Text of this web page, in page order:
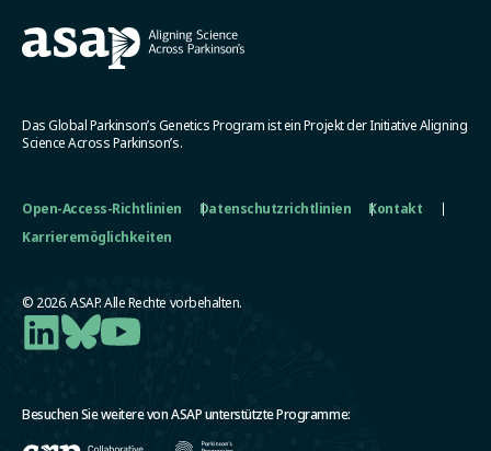
Das Global Parkinson’s Genetics Program ist ein Projekt der Initiative Aligning
Science Across Parkinson’s.
Open-Access-Richtlinien Datenschutzrichtlinien
Kontakt
Karrieremöglichkeiten
© 2026. ASAP. Alle Rechte vorbehalten.
Besuchen Sie weitere von ASAP unterstützte Programme: